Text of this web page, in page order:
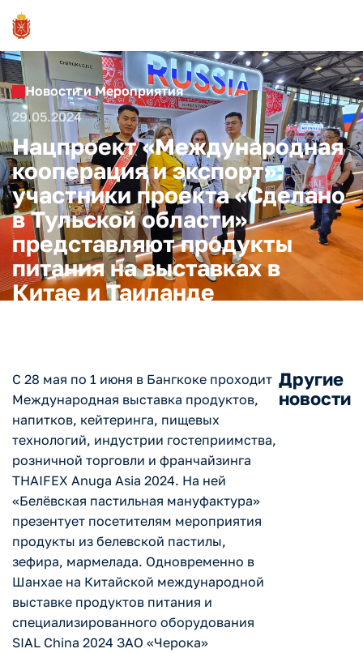
Новости и Мероприятия
29.05.2024
Нацпроект «Международная
кооперация и экспорт»:
участники проекта «Сделано
в Тульской области»
представляют продукты
питания на выставках в
Китае и Таиланде
С 28 мая по 1 июня в Бангкоке проходит
Международная выставка продуктов,
напитков, кейтеринга, пищевых
технологий, индустрии гостеприимства,
розничной торговли и франчайзинга
THAIFEX Anuga Asia 2024. На ней
«Белёвская пастильная мануфактура»
презентует посетителям мероприятия
продукты из белевской пастилы,
зефира, мармелада. Одновременно в
Шанхае на Китайской международной
выставке продуктов питания и
специализированного оборудования
SIAL China 2024 ЗАО «Черока»
Другие
новости